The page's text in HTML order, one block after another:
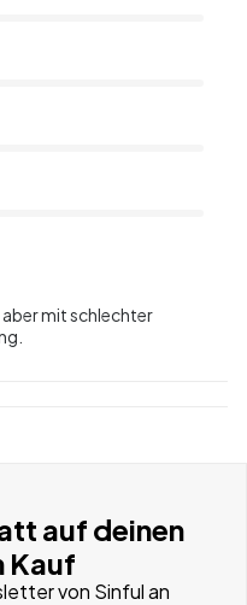
mit schlechter
auf deinen
Kauf
von Sinful an